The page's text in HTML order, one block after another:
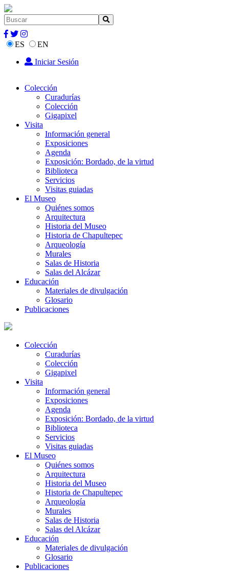
ES
EN
Iniciar Sesión
Colección
Curadurías
Colección
Gigapixel
Visita
Información general
Exposiciones
Agenda
Exposición: Bordado, de la virtud
Biblioteca
Servicios
Visitas guiadas
El Museo
Quiénes somos
Arquitectura
Historia del Museo
Historia de Chapultepec
Arqueología
Murales
Salas de Historia
Salas del Alcázar
Educación
Materiales de divulgación
Glosario
Publicaciones
Colección
Curadurías
Colección
Gigapixel
Visita
Información general
Exposiciones
Agenda
Exposición: Bordado, de la virtud
Biblioteca
Servicios
Visitas guiadas
El Museo
Quiénes somos
Arquitectura
Historia del Museo
Historia de Chapultepec
Arqueología
Murales
Salas de Historia
Salas del Alcázar
Educación
Materiales de divulgación
Glosario
Publicaciones